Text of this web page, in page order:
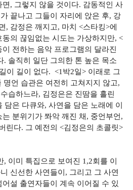
, 그렇지 않을 것이다. 감동적인 사
끝나고 그들이 자리에 앉은 후, 강
, 감정은 깨지고, 마치 <스타킹>에
의 끊임없는 시도는 가상하지만, <
전하는 음악 프로그램의 달라진
. 솔직히 일단 그의한 톤 높은 목소
이 길이 없다. <1박2일> 이래로 그
언 습관은 여전히 고쳐지지 않고,
습하느라, 김정은은 진땀을 흘린
담은 다큐와, 사연을 담은 노래에 이
분위기가 쫘악 깨진 채, 중언부언,
린다. 그 예전의 <김정은의 초콜릿>
이미 특집으로 보여진 1,2회를 이
신선한 사연들이, 그리고 그 사연
설 출연자들이 계속 이어질 수 있